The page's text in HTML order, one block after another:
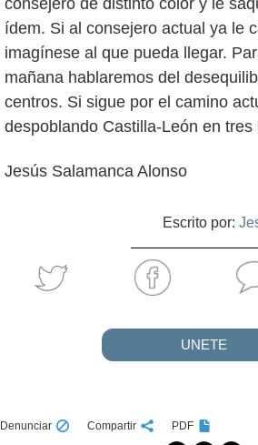
ídem. Si al consejero actual ya le
imagínese al que pueda llegar.
mañana hablaremos del
centros. Si sigue por el camino
despoblando Castilla-León en tres
Jesús Salamanca Alonso
Escrito por:
UNETE
Denunciar Compartir PDF